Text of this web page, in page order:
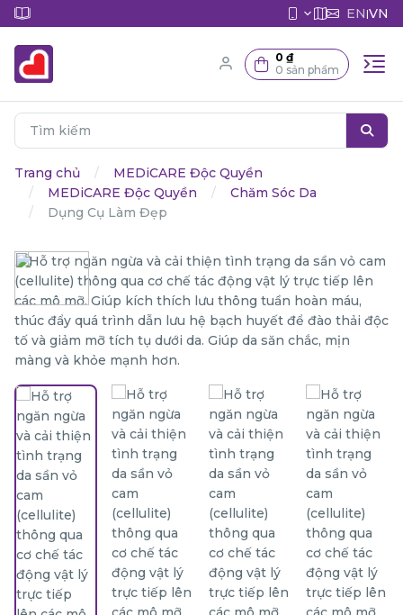
EN|VN
0 ₫
0 sản phẩm
Trang chủ
MEDiCARE Độc Quyền
MEDiCARE Độc Quyền
Chăm Sóc Da
Dụng Cụ Làm Đẹp